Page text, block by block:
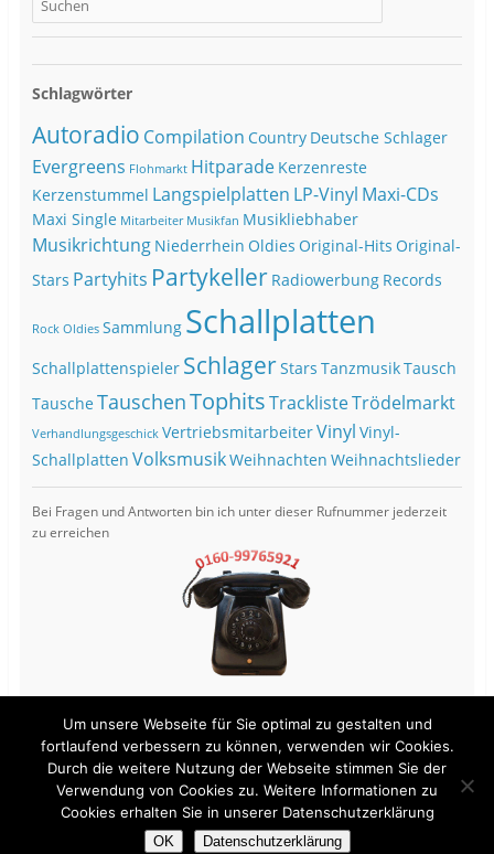
Schlagwörter
Autoradio Compilation Country Deutsche Schlager
Evergreens Flohmarkt Hitparade Kerzenreste
Kerzenstummel Langspielplatten LP-Vinyl Maxi-CDs
Maxi Single Mitarbeiter Musikfan Musikliebhaber
Musikrichtung Niederrhein Oldies Original-Hits Original-
Stars Partyhits Partykeller Radiowerbung Records
Rock Oldies Sammlung Schallplatten
Schallplattenspieler SchlagerStars TanzmusikTausch
TauscheTauschenTophitsTracklisteTrödelmarkt
Verhandlungsgeschick VertriebsmitarbeiterVinyl Vinyl-
Schallplatten VolksmusikWeihnachten Weihnachtslieder
Bei Fragen und Antworten bin ich unter dieser Rufnummer jederzeit
zu erreichen
View Full Site
Proudly powered by WordPress
Um unsere Webseite für Sie optimal zu gestalten und
fortlaufend verbessern zu können, verwenden wir Cookies.
Durch die weitere Nutzung der Webseite stimmen Sie der
Verwendung von Cookies zu. Weitere Informationen zu
Cookies erhalten Sie in unserer Datenschutzerklärung
OK Datenschutzerklärung